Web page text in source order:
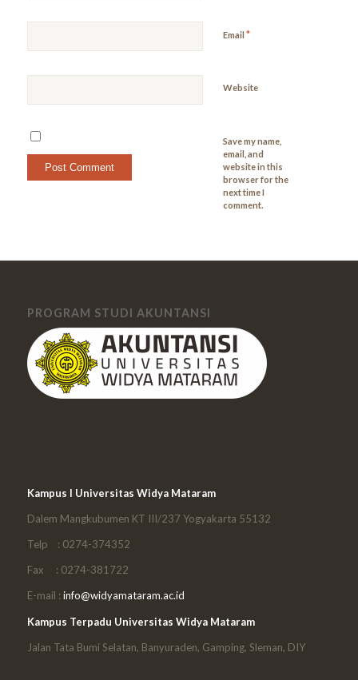
Email *
Website
Save my name,
email, and
website in this
browser for the
next time I
comment.
PROGRAM STUDI AKUNTANSI
Kampus I Universitas Widya Mataram
Dalem Mangkubumen KT III/237 Yogyakarta 55132
Telp : 0274-374352
Fax : 0274-381722
E-mail : info@widyamataram.ac.id
Kampus Terpadu Universitas Widya Mataram
Jalan Tata Bumi Selatan, Banyuraden, Gamping, Sleman, DIY